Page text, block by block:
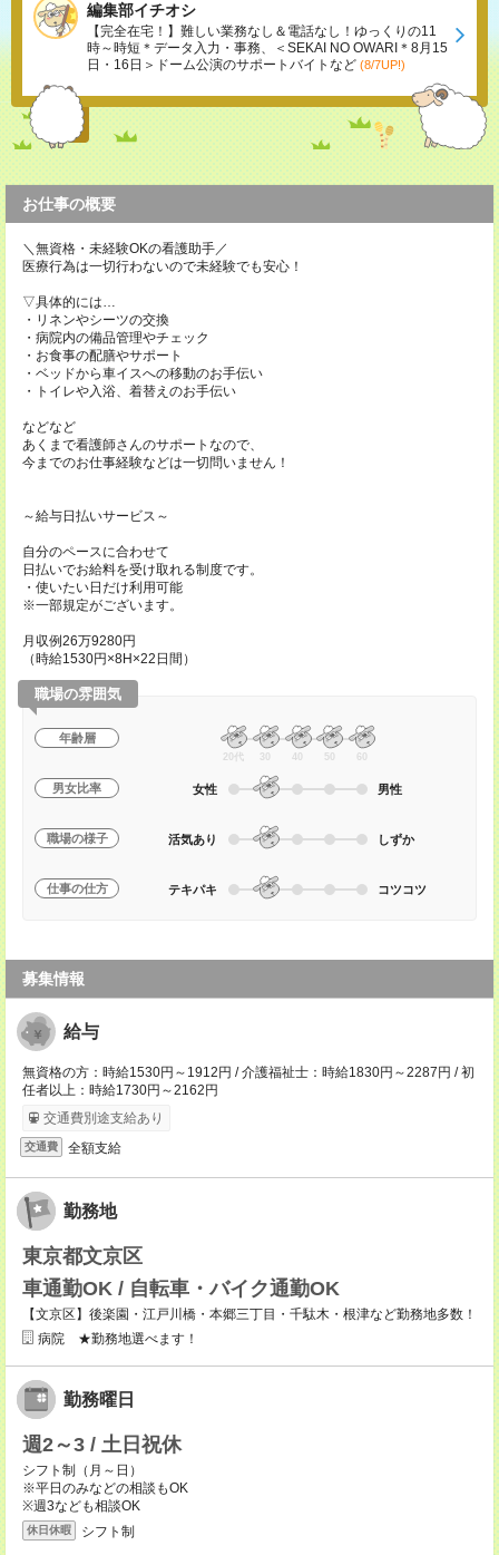
編集部イチオシ
【完全在宅！】難しい業務なし＆電話なし！ゆっくりの11
時～時短＊データ入力・事務、＜SEKAI NO OWARI＊8月15
日・16日＞ドーム公演のサポートバイトなど (8/7UP!)
お仕事の概要
＼無資格・未経験OKの看護助手／
医療行為は一切行わないので未経験でも安心！
▽具体的には…
・リネンやシーツの交換
・病院内の備品管理やチェック
・お食事の配膳やサポート
・ベッドから車イスへの移動のお手伝い
・トイレや入浴、着替えのお手伝い
などなど
あくまで看護師さんのサポートなので、
今までのお仕事経験などは一切問いません！
～給与日払いサービス～
自分のペースに合わせて
日払いでお給料を受け取れる制度です。
・使いたい日だけ利用可能
※一部規定がございます。
月収例26万9280円
（時給1530円×8H×22日間）
職場の雰囲気
年齢層
20代 30 40 50 60
男女比率 女性 男性
職場の様子 活気あり しずか
仕事の仕方 テキパキ コツコツ
募集情報
給与
無資格の方：時給1530円～1912円 / 介護福祉士：時給1830円～2287円 / 初
任者以上：時給1730円～2162円
交通費別途支給あり
交通費 全額支給
勤務地
東京都文京区
車通勤OK / 自転車・バイク通勤OK
【文京区】後楽園・江戸川橋・本郷三丁目・千駄木・根津など勤務地多数！
病院 ★勤務地選べます！
勤務曜日
週2～3 / 土日祝休
シフト制（月～日）
※平日のみなどの相談もOK
※週3なども相談OK
休日休暇 シフト制